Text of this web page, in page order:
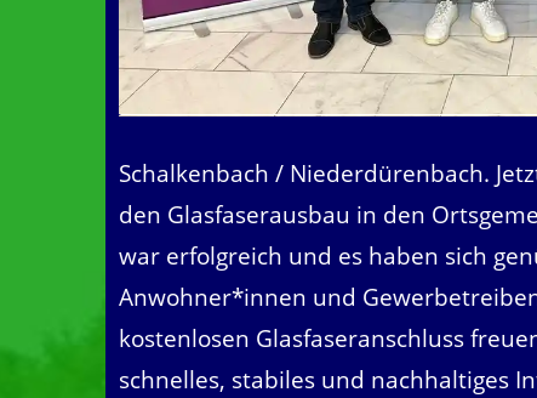
Schalkenbach / Niederdürenbach.
den Glasfaserausbau in den
war erfolgreich und es haben sich
Anwohner*innen und
kostenlosen Glasfaseranschluss
schnelles, stabiles und nachhaltiges